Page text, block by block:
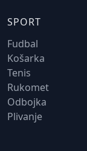
SPORT
Fudbal
Košarka
Tenis
Rukomet
Odbojka
Plivanje